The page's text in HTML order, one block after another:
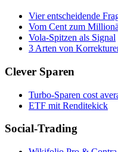
Vier entscheidende
Vom Cent zum
Vola-Spitzen als Signal
3 Arten von
Clever Sparen
Turbo-Sparen cost
ETF mit Renditekick
Social-Trading